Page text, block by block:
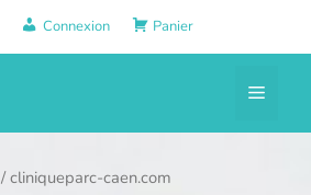
Connexion Panier
Menu
/ cliniqueparc-caen.com